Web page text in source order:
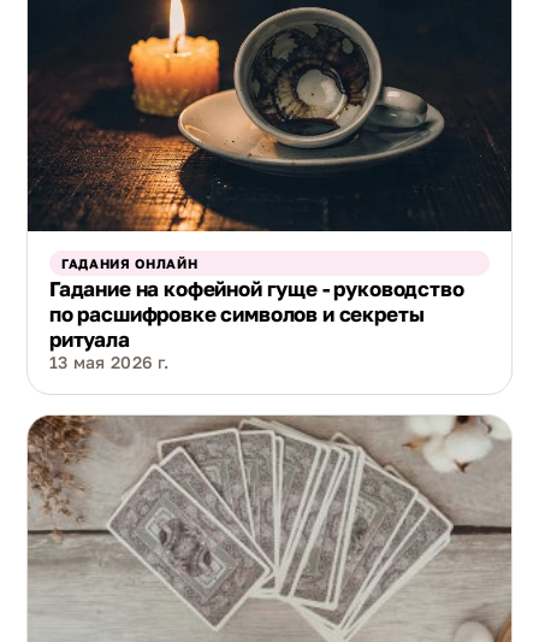
ГАДАНИЯ ОНЛАЙН
Гадание на кофейной гуще - руководство
по расшифровке символов и секреты
ритуала
13 мая 2026 г.